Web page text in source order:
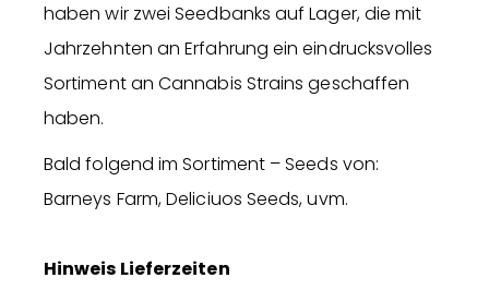
haben wir zwei Seedbanks auf Lager, die mit
Jahrzehnten an Erfahrung ein eindrucksvolles
Sortiment an Cannabis Strains geschaffen
haben.
Bald folgend im Sortiment – Seeds von:
Barneys Farm, Deliciuos Seeds, uvm.
Hinweis Lieferzeiten